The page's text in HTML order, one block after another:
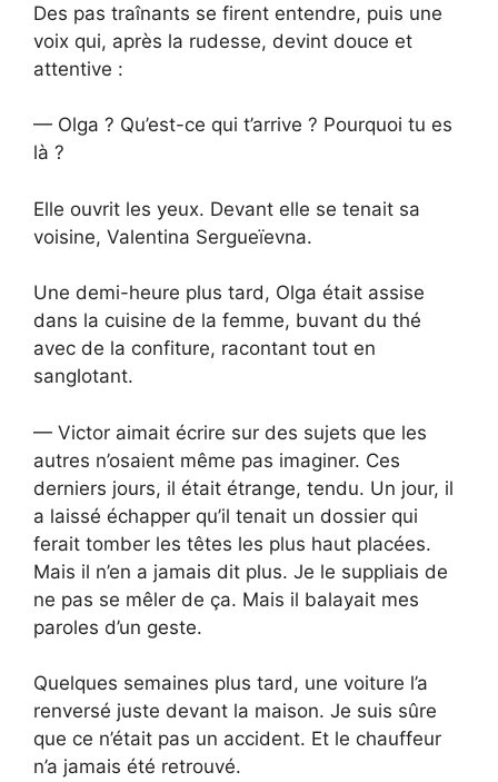
Des pas traînants se firent entendre, puis une
voix qui, après la rudesse, devint douce et
attentive :
— Olga ? Qu’est-ce qui t’arrive ? Pourquoi tu es
là ?
Elle ouvrit les yeux. Devant elle se tenait sa
voisine, Valentina Sergueïevna.
Une demi-heure plus tard, Olga était assise
dans la cuisine de la femme, buvant du thé
avec de la confiture, racontant tout en
sanglotant.
— Victor aimait écrire sur des sujets que les
autres n’osaient même pas imaginer. Ces
derniers jours, il était étrange, tendu. Un jour, il
a laissé échapper qu’il tenait un dossier qui
ferait tomber les têtes les plus haut placées.
Mais il n’en a jamais dit plus. Je le suppliais de
ne pas se mêler de ça. Mais il balayait mes
paroles d’un geste.
Quelques semaines plus tard, une voiture l’a
renversé juste devant la maison. Je suis sûre
que ce n’était pas un accident. Et le chauffeur
n’a jamais été retrouvé.